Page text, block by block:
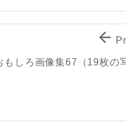
もしろ画像集67（19枚の
